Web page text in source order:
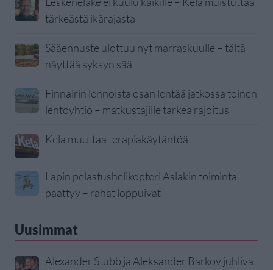
tärkeästä ikärajasta
Sääennuste ulottuu nyt marraskuulle – tältä
näyttää syksyn sää
Finnairin lennoista osan lentää jatkossa toinen
lentoyhtiö – matkustajille tärkeä rajoitus
Kela muuttaa terapiakäytäntöä
Lapin pelastushelikopteri Aslakin toiminta
päättyy – rahat loppuivat
Uusimmat
Alexander Stubb ja Aleksander Barkov juhlivat